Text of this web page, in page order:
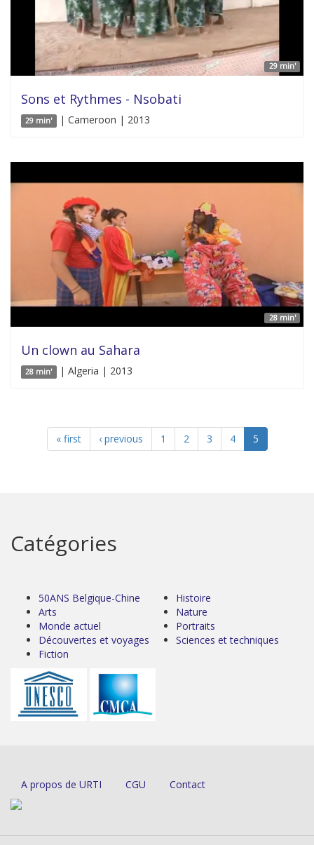
29 min'
Sons et Rythmes - Nsobati
29 min' | Cameroon | 2013
28 min'
Un clown au Sahara
28 min' | Algeria | 2013
« first ‹ previous 1 2 3 4 5
Catégories
50ANS Belgique-Chine
Arts
Monde actuel
Découvertes et voyages
Fiction
Histoire
Nature
Portraits
Sciences et techniques
A propos de URTI CGU Contact